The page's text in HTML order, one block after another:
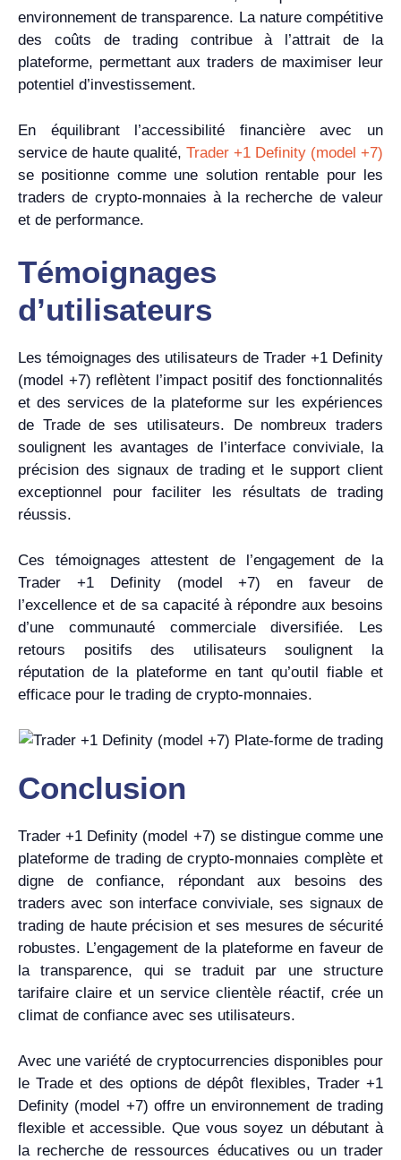
environnement de transparence. La nature compétitive
des coûts de trading contribue à l’attrait de la
plateforme, permettant aux traders de maximiser leur
potentiel d’investissement.
En équilibrant l’accessibilité financière avec un
service de haute qualité, Trader +1 Definity (model +7)
se positionne comme une solution rentable pour les
traders de crypto-monnaies à la recherche de valeur
et de performance.
Témoignages
d’utilisateurs
Les témoignages des utilisateurs de Trader +1 Definity
(model +7) reflètent l’impact positif des fonctionnalités
et des services de la plateforme sur les expériences
de Trade de ses utilisateurs. De nombreux traders
soulignent les avantages de l’interface conviviale, la
précision des signaux de trading et le support client
exceptionnel pour faciliter les résultats de trading
réussis.
Ces témoignages attestent de l’engagement de la
Trader +1 Definity (model +7) en faveur de
l’excellence et de sa capacité à répondre aux besoins
d’une communauté commerciale diversifiée. Les
retours positifs des utilisateurs soulignent la
réputation de la plateforme en tant qu’outil fiable et
efficace pour le trading de crypto-monnaies.
Conclusion
Trader +1 Definity (model +7) se distingue comme une
plateforme de trading de crypto-monnaies complète et
digne de confiance, répondant aux besoins des
traders avec son interface conviviale, ses signaux de
trading de haute précision et ses mesures de sécurité
robustes. L’engagement de la plateforme en faveur de
la transparence, qui se traduit par une structure
tarifaire claire et un service clientèle réactif, crée un
climat de confiance avec ses utilisateurs.
Avec une variété de cryptocurrencies disponibles pour
le Trade et des options de dépôt flexibles, Trader +1
Definity (model +7) offre un environnement de trading
flexible et accessible. Que vous soyez un débutant à
la recherche de ressources éducatives ou un trader